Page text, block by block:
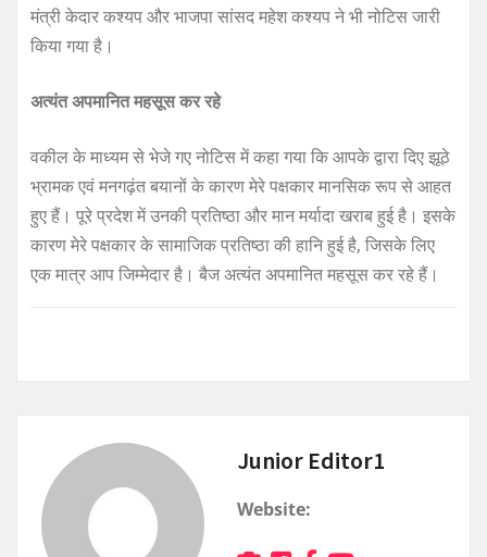
मंत्री केदार कश्यप और भाजपा सांसद महेश कश्यप ने भी नोटिस जारी
किया गया है।
अत्यंत अपमानित महसूस कर रहे
वकील के माध्यम से भेजे गए नोटिस में कहा गया कि आपके द्वारा दिए झूठे
भ्रामक एवं मनगढ़ंत बयानों के कारण मेरे पक्षकार मानसिक रूप से आहत
हुए हैं। पूरे प्रदेश में उनकी प्रतिष्ठा और मान मर्यादा खराब हुई है। इसके
कारण मेरे पक्षकार के सामाजिक प्रतिष्ठा की हानि हुई है, जिसके लिए
एक मात्र आप जिम्मेदार है। बैज अत्यंत अपमानित महसूस कर रहे हैं।
Junior Editor1
Website: